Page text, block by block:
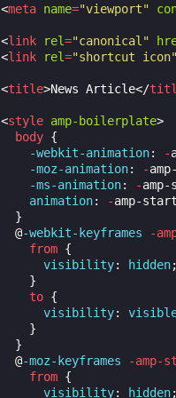
<meta name="viewport"
<link rel="canonical"
<link rel="shortcut icon"
<title>News Article</
<style amp-boilerplate>
body {
-webkit-animation: -
-moz-animation: -
-ms-animation: -
animation: -amp-start
}
@-webkit-keyframes -
from {
visibility: hidden;
}
to {
visibility:
}
}
@-moz-keyframes -amp-
from {
visibility: hidden;